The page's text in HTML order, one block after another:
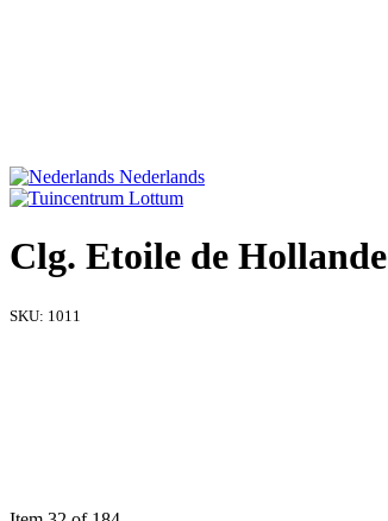
Nederlands
Clg. Etoile de Hollande
SKU: 1011